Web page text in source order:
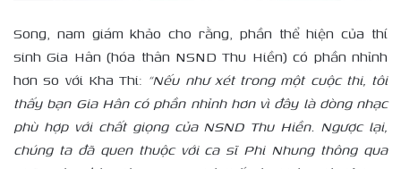
Song, nam giám khảo cho rằng, phần thể hiện của thí
sinh Gia Hân (hóa thân NSND Thu Hiền) có phần nhỉnh
hơn so với Kha Thi: “Nếu như xét trong một cuộc thi, tôi
thấy bạn Gia Hân có phần nhỉnh hơn vì đây là dòng nhạc
phù hợp với chất giọng của NSND Thu Hiền. Ngược lại,
chúng ta đã quen thuộc với ca sĩ Phi Nhung thông qua